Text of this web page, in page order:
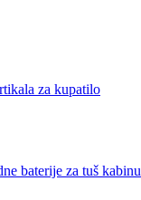
za kupatilo
baterije za tuš kabinu